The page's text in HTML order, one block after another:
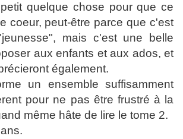
quelque chose pour que ce
coeur, peut-être parce que c'est
mais c'est une belle
aux enfants et aux ados, et
également.
un ensemble suffisamment
pour ne pas être frustré à la
même hâte de lire le tome 2.